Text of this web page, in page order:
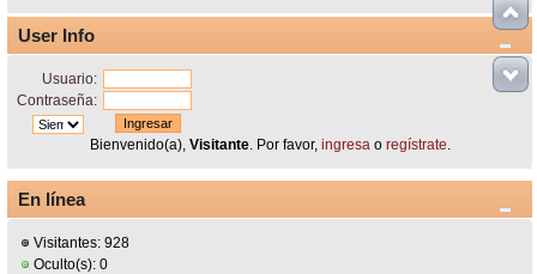
User Info
Usuario:
Contraseña:
Bienvenido(a), Visitante. Por favor, ingresao regístrate.
En línea
Visitantes: 928
Oculto(s): 0